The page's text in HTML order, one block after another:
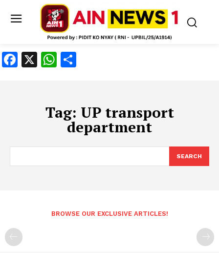
Facebook
X WhatsApp
Tag: UP transport
department
SEARCH
BROWSE OUR EXCLUSIVE ARTICLES!